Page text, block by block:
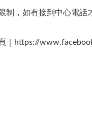
制，如有接到中心電
｜https://